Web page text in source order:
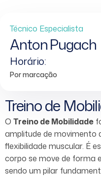
Técnico Especialista
Anton Pugach
Horário:
Por marcação
Treino de
O Treino de Mobilidade
amplitude de movimento
flexibilidade muscular. É
corpo se move de forma
sendo um pilar